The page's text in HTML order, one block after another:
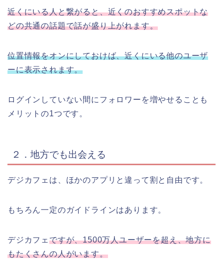
近くにいる人と繋がると、近くのおすすめスポットな
どの共通の話題で話が盛り上がれます。
位置情報をオンにしておけば、近くにいる他のユーザ
ーに表示されます。
ログインしていない間にフォロワーを増やせることも
メリットの1つです。
２．地方でも出会える
デジカフェは、ほかのアプリと違って割と自由です。
もちろん一定のガイドラインはあります。
デジカフェ ですが、1500万人ユーザーを超え、地方に
もたくさんの人がいます。